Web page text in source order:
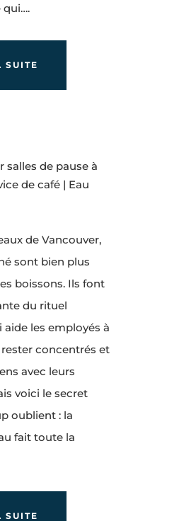
qui….
SUITE
de Vancouver,
sont bien plus
boissons. Ils font
du rituel
les employés à
rester concentrés et
avec leurs
voici le secret
oublient : la
fait toute la
SUITE